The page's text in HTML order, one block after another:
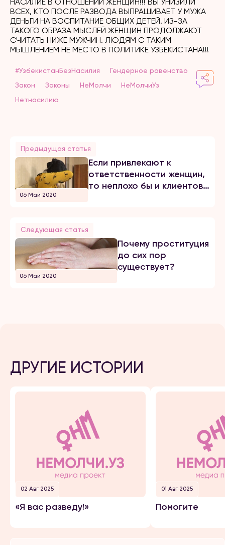
ВСЕХ, КТО ПОСЛЕ РАЗВОДА ВЫПРАШИВАЕТ У МУЖА
ДЕНЬГИ НА ВОСПИТАНИЕ ОБЩИХ ДЕТЕЙ. ИЗ-ЗА
ТАКОГО ОБРАЗА МЫСЛЕЙ ЖЕНЩИН ПРОДОЛЖАЮТ
СЧИТАТЬ НИЖЕ МУЖЧИН. ЛЮДЯМ С ТАКИМ
МЫШЛЕНИЕМ НЕ МЕСТО В ПОЛИТИКЕ УЗБЕКИСТАНА!!!
#УзбекистанБезНасилия
Гендерное равенство
Закон
Законы НеМолчи
НеМолчиУз
Нетнасилию
Предыдущая статья
06 Май 2020
Если привлекают к
ответственности женщин,
то неплохо бы и клиентов
Следующая статья
06 Май 2020
Почему проституция
до сих пор
существует?
ДРУГИЕ ИСТОРИИ
02 Авг 2025
«Я вас разведу!»
01 Авг 2025
Помогите